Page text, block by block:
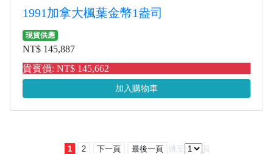
1991加拿大楓葉金幣1盎司
現貨供應
NT$ 145,887
貴賓價: NT$ 145,662
加入購物車
1 2 下一頁 最後一頁 跳至 頁